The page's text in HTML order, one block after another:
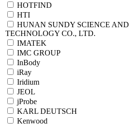
HOTFIND
HTI
HUNAN SUNDY SCIENCE AND
TECHNOLOGY CO., LTD.
IMATEK
IMC GROUP
InBody
iRay
Iridium
JEOL
jProbe
KARL DEUTSCH
Kenwood